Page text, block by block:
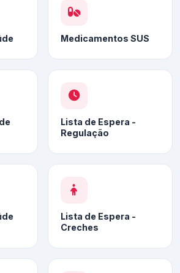
Medicamentos SUS
Lista de Espera -
Regulação
Lista de Espera -
Creches